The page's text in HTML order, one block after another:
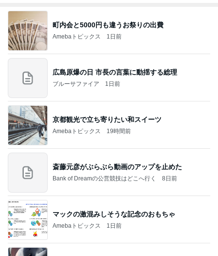
町内会と5000円も違うお祭りの出費
Amebaトピックス 1日前
広島原爆の日 市長の言葉に動揺する総理
ブルーサファイア 1日前
京都観光で立ち寄りたい和スイーツ
Amebaトピックス 19時間前
斎藤元彦がぶらぶら動画のアップを止めた
Bank of Dreamの公営競技はどこへ行く 8日前
マックの激混みしそうな記念のおもちゃ
Amebaトピックス 1日前